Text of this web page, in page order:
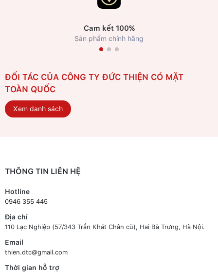
Cam kết 100%
Sản phẩm chính hãng
ĐỐI TÁC CỦA CÔNG TY ĐỨC THIỆN CÓ MẶT
TOÀN QUỐC
Xem danh sách
THÔNG TIN LIÊN HỆ
Hotline
0946 355 445
Địa chỉ
110 Lạc Nghiệp (57/343 Trần Khát Chân cũ), Hai Bà Trưng, Hà Nội.
Email
thien.dtc@gmail.com
Thời gian hỗ trợ